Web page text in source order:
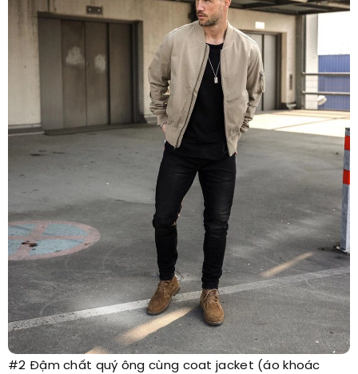
#2 Đậm chất quý ông cùng coat jacket (áo khoác